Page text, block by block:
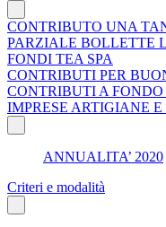
CONTRIBUTO UNA
PARZIALE BOLLETTE
FONDI TEA SPA
CONTRIBUTI PER
CONTRIBUTI A FONDO
IMPRESE ARTIGIANE
ANNUALITA’ 2020
Criteri e modalità